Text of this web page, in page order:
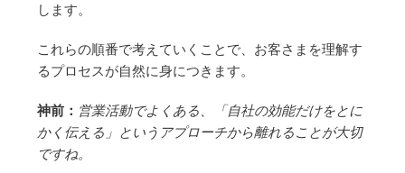
します。
これらの順番で考えていくことで、お客さまを理解す
るプロセスが自然に身につきます。
神前： 営業活動でよくある、「自社の効能だけをとに
かく伝える」というアプローチから離れることが大切
ですね。